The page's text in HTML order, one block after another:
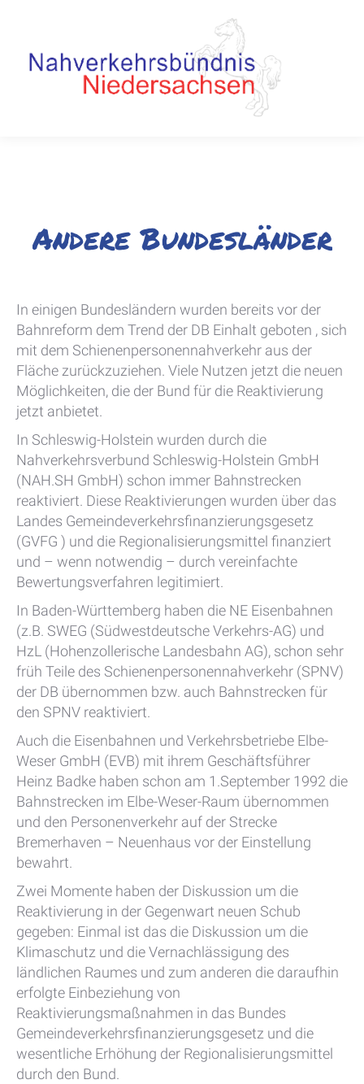
Andere Bundesländer
In einigen Bundesländern wurden bereits vor der
Bahnreform dem Trend der DB Einhalt geboten , sich
mit dem Schienenpersonennahverkehr aus der
Fläche zurückzuziehen. Viele Nutzen jetzt die neuen
Möglichkeiten, die der Bund für die Reaktivierung
jetzt anbietet.
In Schleswig-Holstein wurden durch die
Nahverkehrsverbund Schleswig-Holstein GmbH
(NAH.SH GmbH) schon immer Bahnstrecken
reaktiviert. Diese Reaktivierungen wurden über das
Landes Gemeindeverkehrsfinanzierungsgesetz
(GVFG ) und die Regionalisierungsmittel finanziert
und – wenn notwendig – durch vereinfachte
Bewertungsverfahren legitimiert.
In Baden-Württemberg haben die NE Eisenbahnen
(z.B. SWEG (Südwestdeutsche Verkehrs-AG) und
HzL (Hohenzollerische Landesbahn AG), schon sehr
früh Teile des Schienenpersonennahverkehr (SPNV)
der DB übernommen bzw. auch Bahnstrecken für
den SPNV reaktiviert.
Auch die Eisenbahnen und Verkehrsbetriebe Elbe-
Weser GmbH (EVB) mit ihrem Geschäftsführer
Heinz Badke haben schon am 1.September 1992 die
Bahnstrecken im Elbe-Weser-Raum übernommen
und den Personenverkehr auf der Strecke
Bremerhaven – Neuenhaus vor der Einstellung
bewahrt.
Zwei Momente haben der Diskussion um die
Reaktivierung in der Gegenwart neuen Schub
gegeben: Einmal ist das die Diskussion um die
Klimaschutz und die Vernachlässigung des
ländlichen Raumes und zum anderen die daraufhin
erfolgte Einbeziehung von
Reaktivierungsmaßnahmen in das Bundes
Gemeindeverkehrsfinanzierungsgesetz und die
wesentliche Erhöhung der Regionalisierungsmittel
durch den Bund.